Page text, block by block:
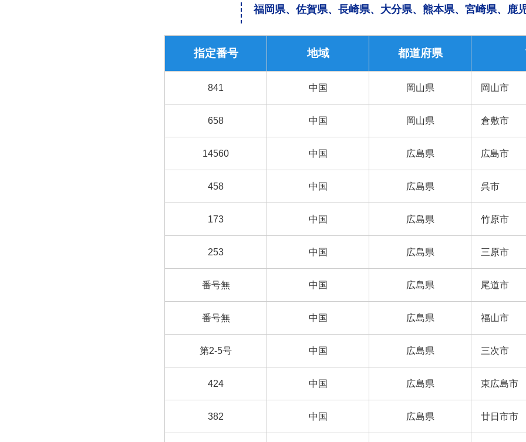
福岡県、佐賀県、長崎県、大分県、熊本県、宮崎県、鹿
指定番号 地域 都道府県
841 中国 岡山県 岡山市
658 中国 岡山県 倉敷市
14560 中国 広島県 広島市
458 中国 広島県 呉市
173 中国 広島県 竹原市
253 中国 広島県 三原市
番号無 中国 広島県 尾道市
番号無 中国 広島県 福山市
第2-5号 中国 広島県 三次市
424 中国 広島県 東広島市
382 中国 広島県 廿日市市